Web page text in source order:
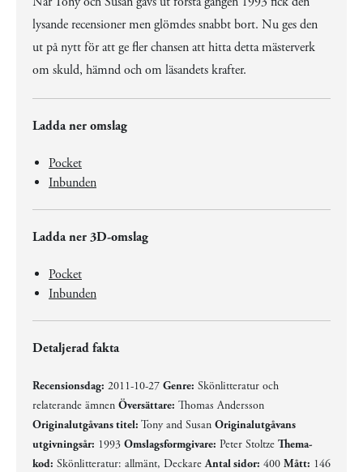
lysande recensioner men glömdes snabbt bort. Nu ges den
ut på nytt för att ge fler chansen att hitta detta mästerverk
om skuld, hämnd och om läsandets krafter.
Ladda ner omslag
Pocket
Inbunden
Ladda ner 3D-omslag
Pocket
Inbunden
Detaljerad fakta
Recensionsdag: 2011-10-27 Genre: Skönlitteratur och
relaterande ämnen Översättare: Thomas Andersson
Originalutgåvans titel: Tony and Susan Originalutgåvans
utgivningsår: 1993 Omslagsformgivare: Peter Stoltze Thema-
kod: Skönlitteratur: allmänt, DeckareAntal sidor: 400 Mått: 146